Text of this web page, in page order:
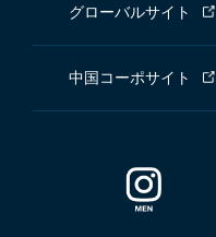
グローバルサイト
中国コーポサイト